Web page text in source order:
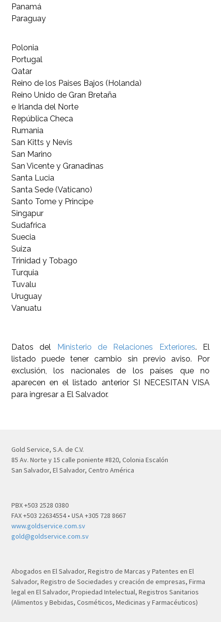
Panamá
Paraguay
Polonia
Portugal
Qatar
Reino de los Paises Bajos (Holanda)
Reino Unido de Gran Bretaña
e Irlanda del Norte
República Checa
Rumania
San Kitts y Nevis
San Marino
San Vicente y Granadinas
Santa Lucia
Santa Sede (Vaticano)
Santo Tome y Principe
Singapur
Sudafrica
Suecia
Suiza
Trinidad y Tobago
Turquia
Tuvalu
Uruguay
Vanuatu
Datos del Ministerio de Relaciones Exteriores. El
listado puede tener cambio sin previo aviso. Por
exclusión, los nacionales de los países que no
aparecen en el listado anterior SI NECESITAN VISA
para ingresar a El Salvador.
Gold Service, S.A. de C.V.
85 Av. Norte y 15 calle poniente #820, Colonia Escalón
San Salvador, El Salvador, Centro América
PBX +503 2528 0380
FAX +503 22634554 • USA +305 728 8667
www.goldservice.com.sv
gold@goldservice.com.sv
Abogados en El Salvador, Registro de Marcas y Patentes en El
Salvador, Registro de Sociedades y creación de empresas, Firma
legal en El Salvador, Propiedad Intelectual, Registros Sanitarios
(Alimentos y Bebidas, Cosméticos, Medicinas y Farmacéuticos)